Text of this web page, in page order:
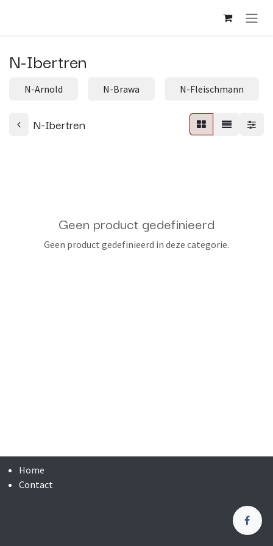
N-Ibertren
N-Arnold N-Brawa N-Fleischmann
N-Ibertren
Geen product gedefinieerd
Geen product gedefinieerd in deze categorie.
Home
Contact